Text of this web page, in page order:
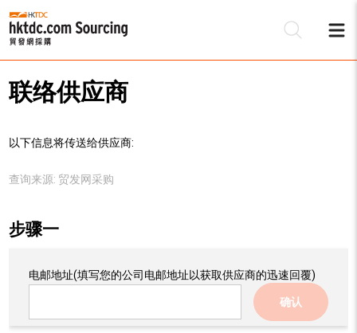
联络供应商
以下信息将传送给供应商:
查询来源: 贸发网采购
步骤一
电邮地址(填写您的公司电邮地址以获取供应商的迅速回覆)
确认